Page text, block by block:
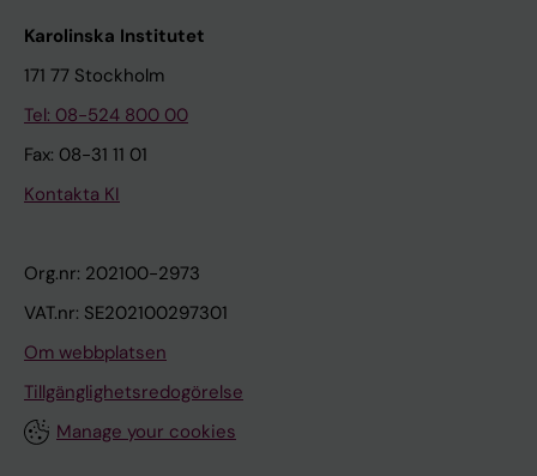
Karolinska Institutet
171 77 Stockholm
Tel: 08-524 800 00
Fax: 08-31 11 01
Kontakta KI
Org.nr: 202100-2973
VAT.nr: SE202100297301
Om webbplatsen
Tillgänglighetsredogörelse
Manage your cookies